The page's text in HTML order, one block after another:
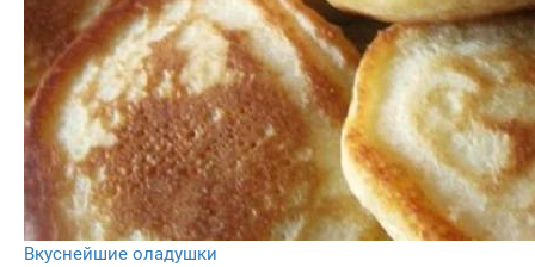
Вкуснейшие оладушки